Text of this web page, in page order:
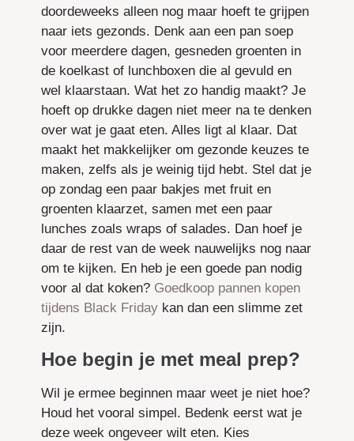
doordeweeks alleen nog maar hoeft te grijpen
naar iets gezonds. Denk aan een pan soep
voor meerdere dagen, gesneden groenten in
de koelkast of lunchboxen die al gevuld en
wel klaarstaan. Wat het zo handig maakt? Je
hoeft op drukke dagen niet meer na te denken
over wat je gaat eten. Alles ligt al klaar. Dat
maakt het makkelijker om gezonde keuzes te
maken, zelfs als je weinig tijd hebt. Stel dat je
op zondag een paar bakjes met fruit en
groenten klaarzet, samen met een paar
lunches zoals wraps of salades. Dan hoef je
daar de rest van de week nauwelijks nog naar
om te kijken. En heb je een goede pan nodig
voor al dat koken? Goedkoop pannen kopen
tijdens Black Friday kan dan een slimme zet
zijn.
Hoe begin je met meal prep?
Wil je ermee beginnen maar weet je niet hoe?
Houd het vooral simpel. Bedenk eerst wat je
deze week ongeveer wilt eten. Kies